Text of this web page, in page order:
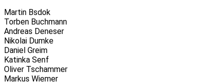
Martin Bsdok
Torben Buchmann
Andreas Deneser
Nikolai Dumke
Daniel Greim
Katinka Senf
Oliver Tschammer
Markus Wiemer